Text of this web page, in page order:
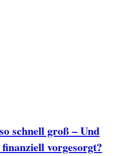
schnell groß – Und
vorgesorgt?